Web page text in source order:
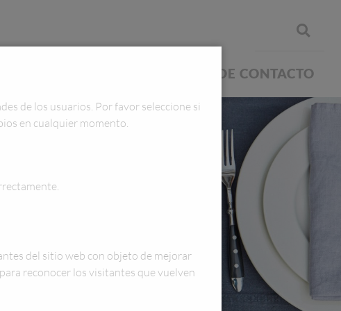
FORMULARIO DE CONTACTO
de los usuarios. Por favor seleccione si
en cualquier momento.
del sitio web con objeto de mejorar
reconocer los visitantes que vuelven